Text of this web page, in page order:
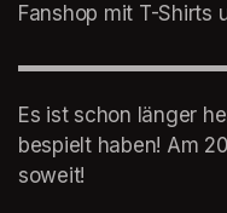
Fanshop mit T-Shirts
Es ist schon länger
bespielt haben! Am
soweit!